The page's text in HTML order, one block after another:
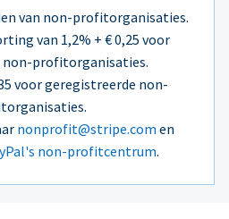
van non-profitorganisaties.
van 1,2% + € 0,25 voor
non-profitorganisaties.
voor geregistreerde non-
nonprofit@stripe.com en
non-profitcentrum.